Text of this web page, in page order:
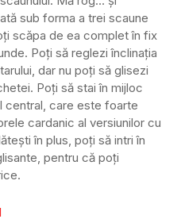
sub forma a trei scaune
scăpa de ea complet în fix
Poți să reglezi înclinația
dar nu poți să glisezi
Poți să stai în mijloc
central, care este foarte
cardanic al versiunilor cu
în plus, poți să intri în
pentru că poți